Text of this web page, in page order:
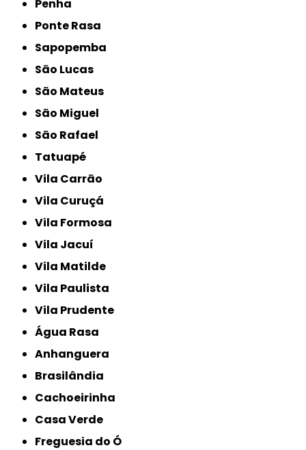
Penha
Ponte Rasa
Sapopemba
São Lucas
São Mateus
São Miguel
São Rafael
Tatuapé
Vila Carrão
Vila Curuçá
Vila Formosa
Vila Jacuí
Vila Matilde
Vila Paulista
Vila Prudente
Água Rasa
Anhanguera
Brasilândia
Cachoeirinha
Casa Verde
Freguesia do Ó